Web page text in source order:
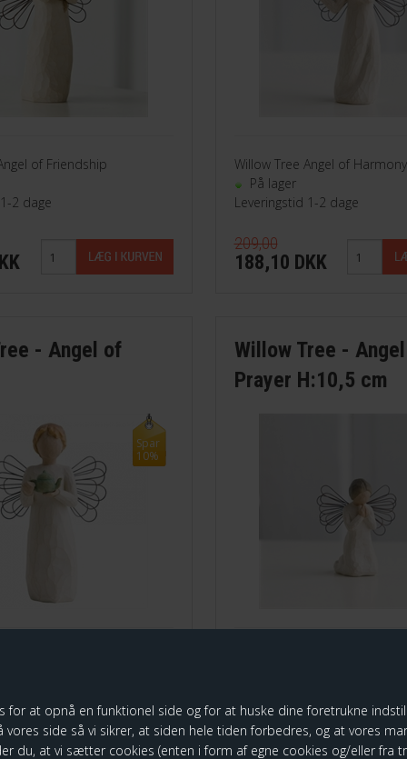
at opnå en funktionel side og for at huske dine foretrukne
side så vi sikrer, at siden hele tiden forbedres, og at vores
du, at vi sætter cookies (enten i form af egne cookies og/eller fra
of Friendship
2 dage
- Angel of
Spar
10%
Willow Tree Angel of Harmony
På lager
Leveringstid 1-2 dage
209,00
188,10 DKK
Willow Tree -
Prayer H:10,5 cm
199,00
179,10 DKK